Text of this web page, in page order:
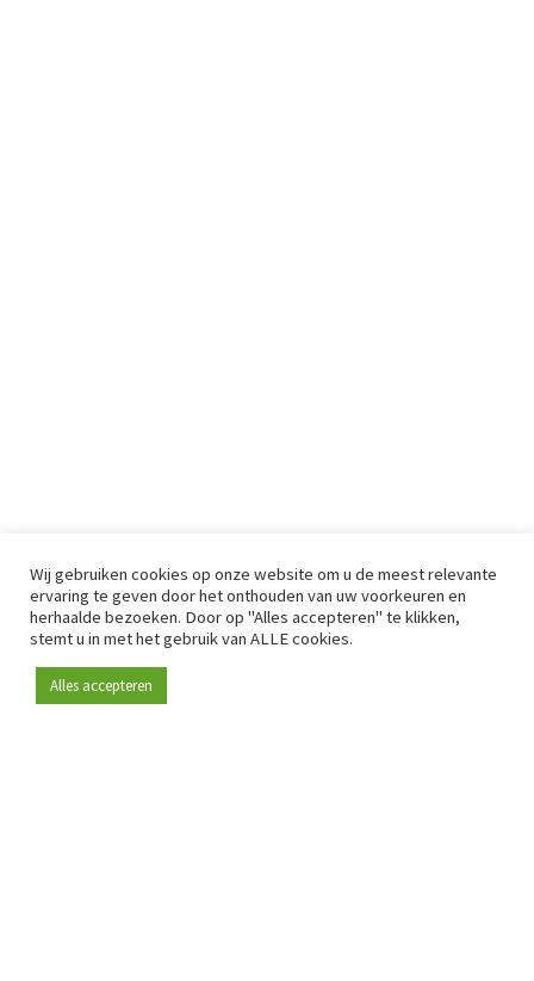
Wij gebruiken cookies op onze website om u de meest relevante
ervaring te geven door het onthouden van uw voorkeuren en
herhaalde bezoeken. Door op "Alles accepteren" te klikken,
stemt u in met het gebruik van ALLE cookies.
Alles accepteren